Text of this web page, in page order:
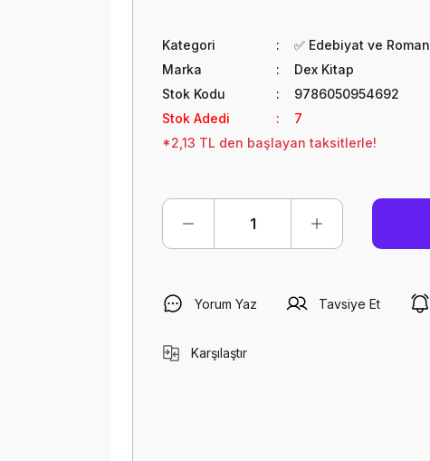
Kategori
✅ Edebiyat ve Roman
Marka
Dex Kitap
Stok Kodu
9786050954692
Stok Adedi
7
*2,13 TL den başlayan taksitlerle!
Yorum Yaz Tavsiye Et
Karşılaştır